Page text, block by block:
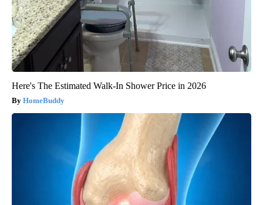
Here's The Estimated Walk-In Shower Price in 2026
HomeBuddy